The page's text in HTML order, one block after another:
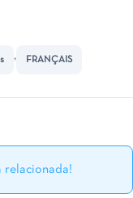
, FRANÇAIS
relacionada!